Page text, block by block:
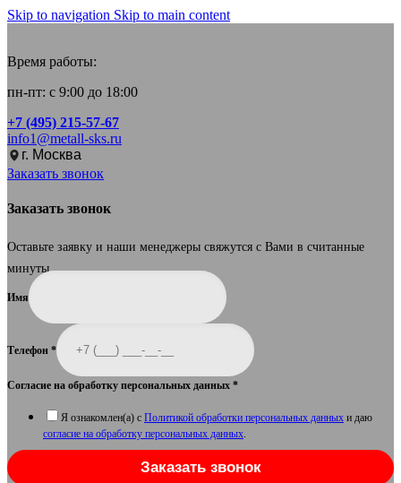
Skip to navigation Skip to main content
Время работы:
пн-пт: с 9:00 до 18:00
+7 (495) 215-57-67
info1@metall-sks.ru
г. Москва
Заказать звонок
Заказать звонок
Оставьте заявку и наши менеджеры свяжутся с Вами в считанные
минуты.
Имя
Телефон *
Согласие на обработку персональных данных *
Я ознакомлен(а) с Политикой обработки персональных данных и даю
согласие на обработку персональных данных
Заказать звонок